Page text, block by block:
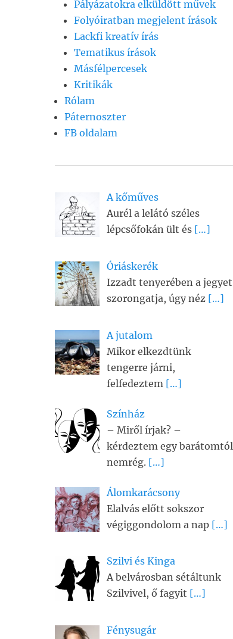
Pályázatokra elküldött művek
Folyóiratban megjelent írások
Lackfi kreatív írás
Tematikus írások
Másfélpercesek
Kritikák
Rólam
Páternoszter
FB oldalam
A kőműves
Aurél a lelátó széles
lépcsőfokán ült és […]
Óriáskerék
Izzadt tenyerében a jegyet
szorongatja, úgy néz […]
A jutalom
Mikor elkezdtünk
tengerre járni,
felfedeztem […]
Színház
– Miről írjak? –
kérdeztem egy barátomtól
nemrég. […]
Álomkarácsony
Elalvás előtt sokszor
végiggondolom a nap […]
Szilvi és Kinga
A belvárosban sétáltunk
Szilvivel, ő fagyit […]
Fénysugár